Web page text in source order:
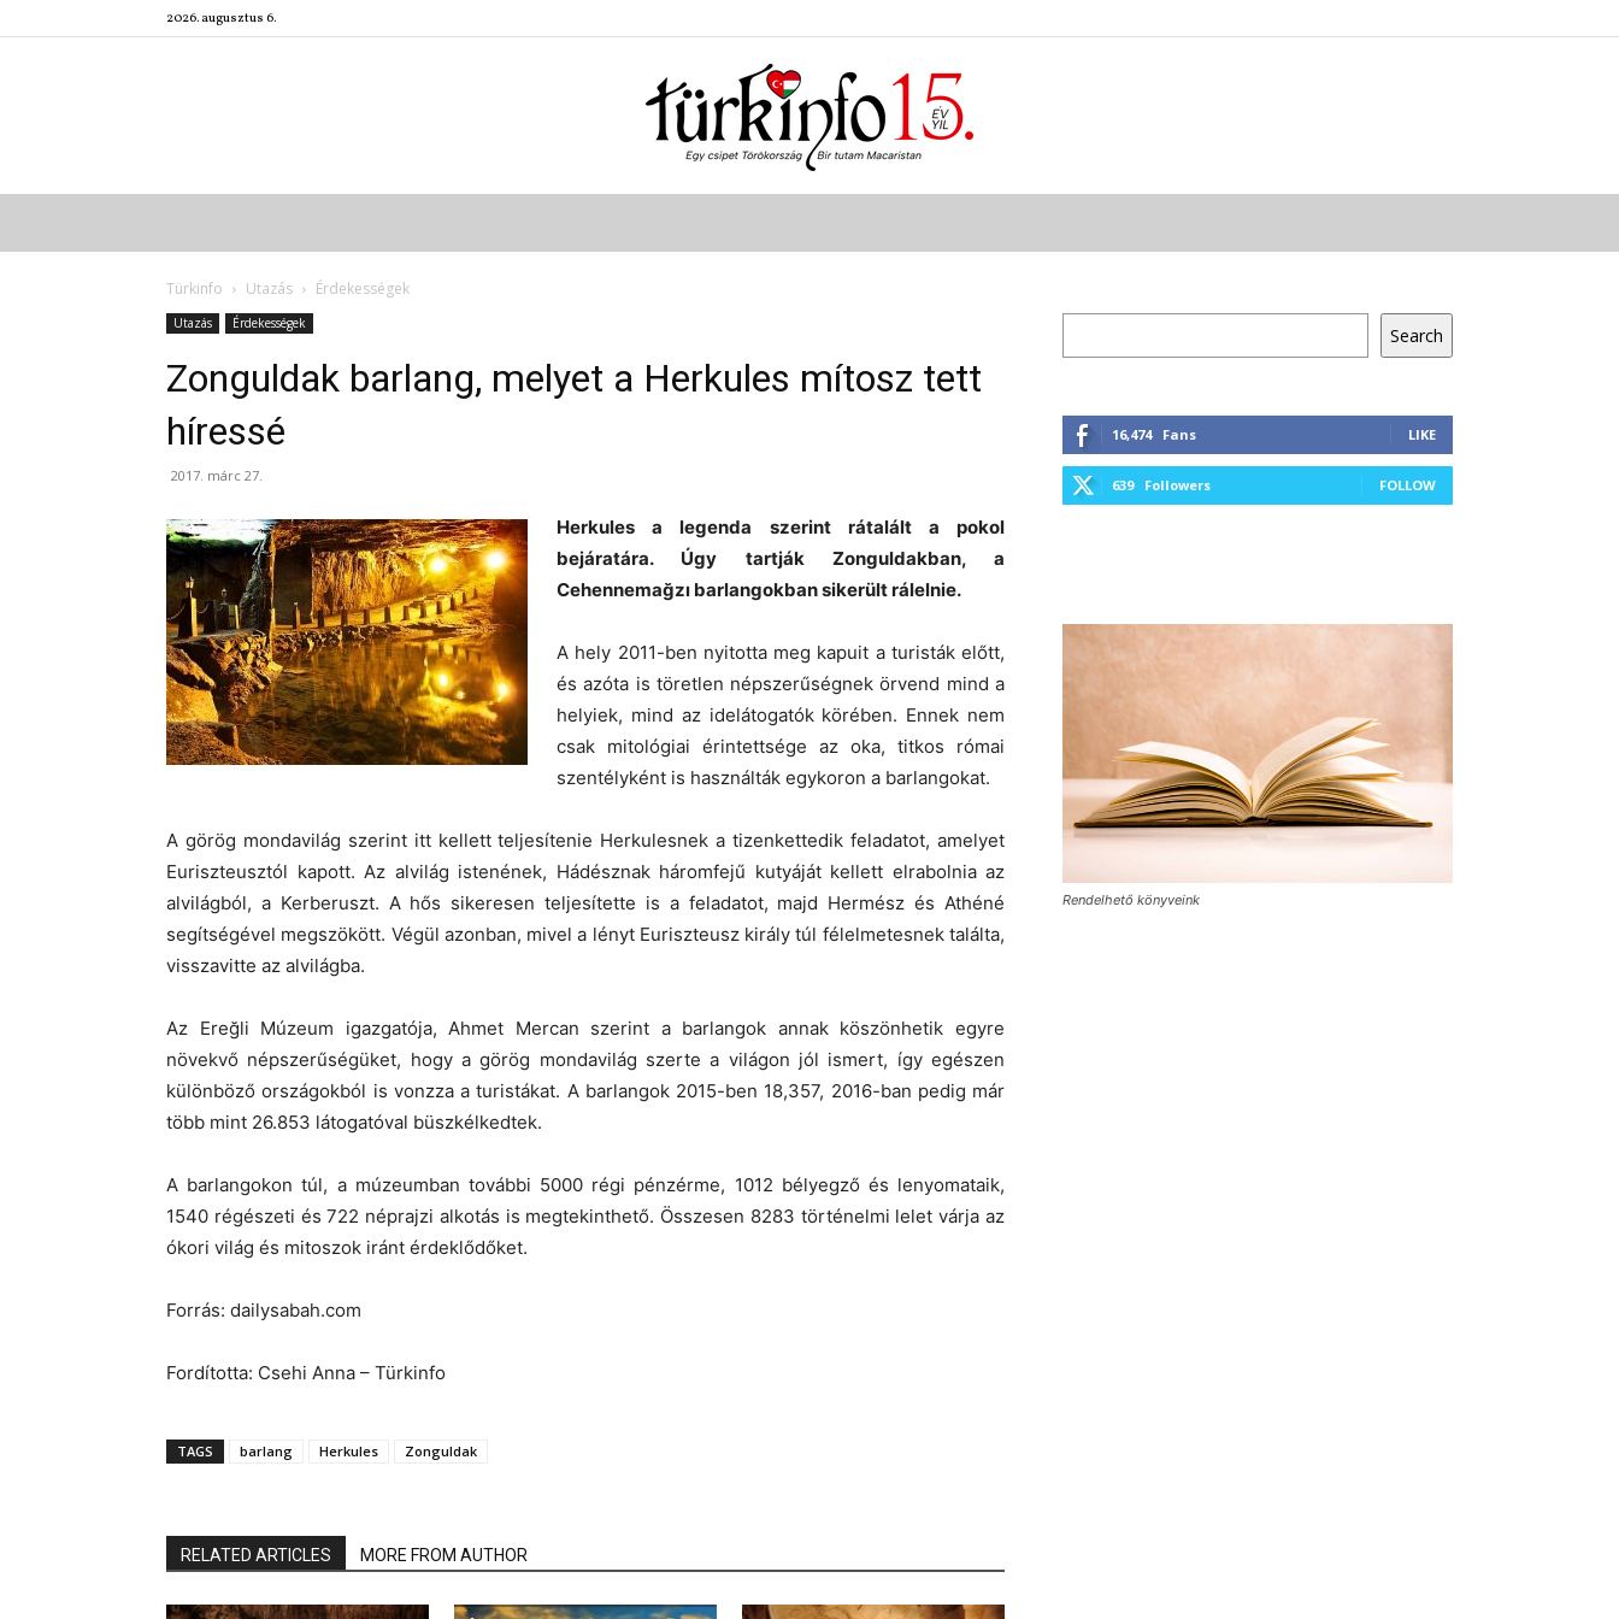
2026. augusztus 6.
Türkinfo
Türkinfo Utazás Érdekességek
Utazás Érdekességek
Zonguldak barlang, melyet a Herkules mítosz tett
híressé
2017. márc 27.
Herkules a legenda szerint rátalált a pokol
bejáratára. Úgy tartják Zonguldakban, a
Cehennemağzı barlangokban sikerült rálelnie.
A hely 2011-ben nyitotta meg kapuit a turisták előtt,
és azóta is töretlen népszerűségnek örvend mind a
helyiek, mind az idelátogatók körében. Ennek nem
csak mitológiai érintettsége az oka, titkos római
szentélyként is használták egykoron a barlangokat.
A görög mondavilág szerint itt kellett teljesítenie Herkulesnek a tizenkettedik feladatot, amelyet
Euriszteusztól kapott. Az alvilág istenének, Hádésznak háromfejű kutyáját kellett elrabolnia az
alvilágból, a Kerberuszt. A hős sikeresen teljesítette is a feladatot, majd Hermész és Athéné
segítségével megszökött. Végül azonban, mivel a lényt Euriszteusz király túl félelmetesnek találta,
visszavitte az alvilágba.
Az Ereğli Múzeum igazgatója, Ahmet Mercan szerint a barlangok annak köszönhetik egyre
növekvő népszerűségüket, hogy a görög mondavilág szerte a világon jól ismert, így egészen
különböző országokból is vonzza a turistákat. A barlangok 2015-ben 18,357, 2016-ban pedig már
több mint 26.853 látogatóval büszkélkedtek.
A barlangokon túl, a múzeumban további 5000 régi pénzérme, 1012 bélyegző és lenyomataik,
1540 régészeti és 722 néprajzi alkotás is megtekinthető. Összesen 8283 történelmi lelet várja az
ókori világ és mitoszok iránt érdeklődőket.
Forrás: dailysabah.com
Fordította: Csehi Anna – Türkinfo
TAGS barlang Herkules Zonguldak
RELATED ARTICLES MORE FROM AUTHOR
Search
16,474 Fans LIKE
639 Followers FOLLOW
Rendelhető könyveink